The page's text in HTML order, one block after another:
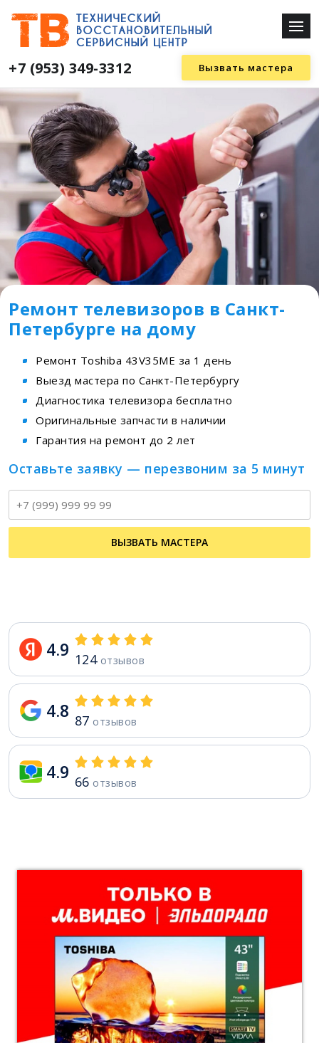
+7 (953) 349-3312 Вызвать мастера
Ремонт телевизоров в Санкт-
Петербурге на дому
Ремонт Toshiba 43V35ME за 1 день
Выезд мастера по Санкт-Петербургу
Диагностика телевизора бесплатно
Оригинальные запчасти в наличии
Гарантия на ремонт до 2 лет
Оставьте заявку — перезвоним за 5 минут
ВЫЗВАТЬ МАСТЕРА
4.9 124отзывов
4.8 87 отзывов
4.9 66 отзывов